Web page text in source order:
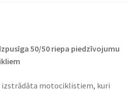
50/50 riepa piedzīvojumu
izstrādāta motociklistiem, kuri